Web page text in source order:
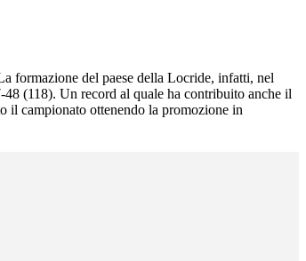
formazione del paese della Locride, infatti, nel
48 (118). Un record al quale ha contribuito anche il
il campionato ottenendo la promozione in